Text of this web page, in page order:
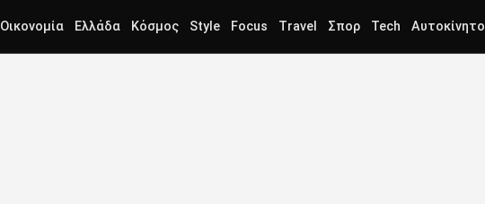
Οικονομία Ελλάδα Κόσμος Style Focus Travel Σπορ Tech Αυτοκίνητο